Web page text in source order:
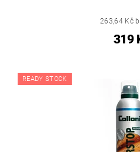
263,64 Kč
319
READY STOCK